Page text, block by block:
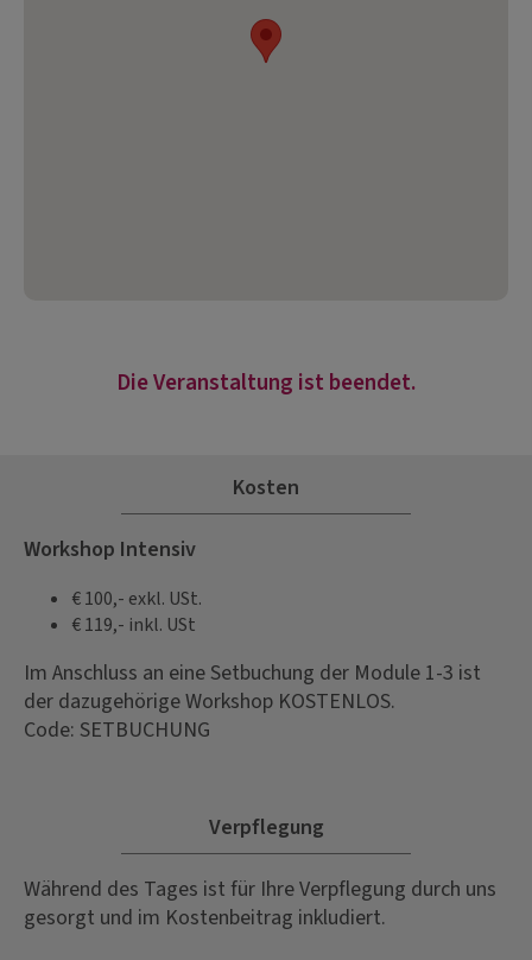
Die Veranstaltung ist beendet.
Kosten
Workshop Intensiv
€ 100,- exkl. USt.
€ 119,- inkl. USt
Im Anschluss an eine Setbuchung der Module 1-3 ist
der dazugehörige Workshop KOSTENLOS.
Code: SETBUCHUNG
Verpflegung
Während des Tages ist für Ihre Verpflegung durch uns
gesorgt und im Kostenbeitrag inkludiert.